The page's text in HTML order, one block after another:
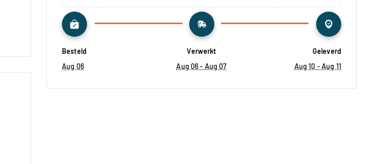
Besteld
Aug 06
Verwerkt
Aug 06 - Aug 07
Geleverd
Aug 10 - Aug 11